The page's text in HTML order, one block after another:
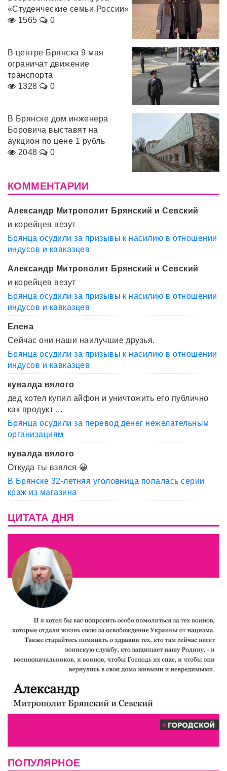
«Студенческие семьи России»
1565
0
В центре Брянска 9 мая
ограничат движение
транспорта
1328
0
В Брянске дом инженера
Боровича выставят на
аукцион по цене 1 рубль
2048
0
КОММЕНТАРИИ
Александр Митрополит Брянский и Севский
и корейцев везут
Брянца осудили за призывы к насилию в отношении
индусов и кавказцев
Александр Митрополит Брянский и Севский
и корейцев везут
Брянца осудили за призывы к насилию в отношении
индусов и кавказцев
Елена
Сейчас они наши наилучшие друзья.
Брянца осудили за призывы к насилию в отношении
индусов и кавказцев
кувалда вялого
дед хотел купил айфон и уничтожить его публично
как продукт ...
Брянца осудили за перевод денег нежелательным
организациям
кувалда вялого
Откуда ты взялся 😀
В Брянске 32-летняя уголовница попалась серии
краж из магазина
ЦИТАТА ДНЯ
ПОПУЛЯРНОЕ